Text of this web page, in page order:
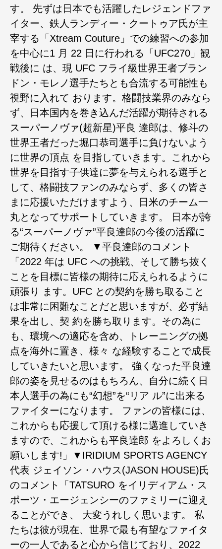
す。 先ずは日本でも活躍したレジェンドファ
イター、鉄人ランディー・クートゥア氏が主
宰する「Xtream Couture」での練習への参加
を中心に1 月 22 日に行われる「UFC270」観
戦後に は、現 UFC フライ級世界王者ブラン
ドン・モレノ選手たちとも合流する可能性も
視野に入れて おります。格闘技業界のみなら
ず、日本国内を巻き込んだ活躍が期待される
スーパーノヴァ(超新星)平良 達郎は、修斗の
世界王者だった堀口恭司選手に負けないよう
に世界の頂点 を目指していきます。これから
世界を目指す子供達に夢を与えられる選手と
して、格闘技ファンのみならず、多くの皆さ
まに応援いただけますよう、日米のチーム一
丸となってサポートしていきます。 日本が誇
る“スーパーノヴァ”平良達郎の今後の活躍に
ご期待ください。 ▼平良達郎のコメント
「2022 年は UFC への挑戦、そして勝ち抜く
ことを目標に皆様の期待に応えられるように
頑張り ます。UFC との契約を勝ち取ること
は非常に困難なことだと思いますが、必ず結
果を出し、契 約を勝ち取ります。その為に
も、環境への適応を含め、トレーニングの拠
点を海外に置き、様々 な経験することで成長
していきたいと思います。 強くなった平良達
郎の姿を見せるのはもちろん、自分に続く日
本人選手の為にも“幻想”を“リア ル”に出来る
ファイターになります。 ファンの皆様には、
これからも応援して頂ける様に邁進していき
ますので、これからも平良達郎 をよろしくお
願いします!」▼IRIDIUM SPORTS AGENCY
代表 ジェイソン・ハウス(JASON HOUSE)氏
のコメント「TATSURO をイリディアム・ス
ポーツ・エージェンシーのファミリーに迎え
ることができ、 大変うれしく思います。 私
たちは彼が現在、世界で最も有望なファイタ
ーの一人であると心から信じており、2022